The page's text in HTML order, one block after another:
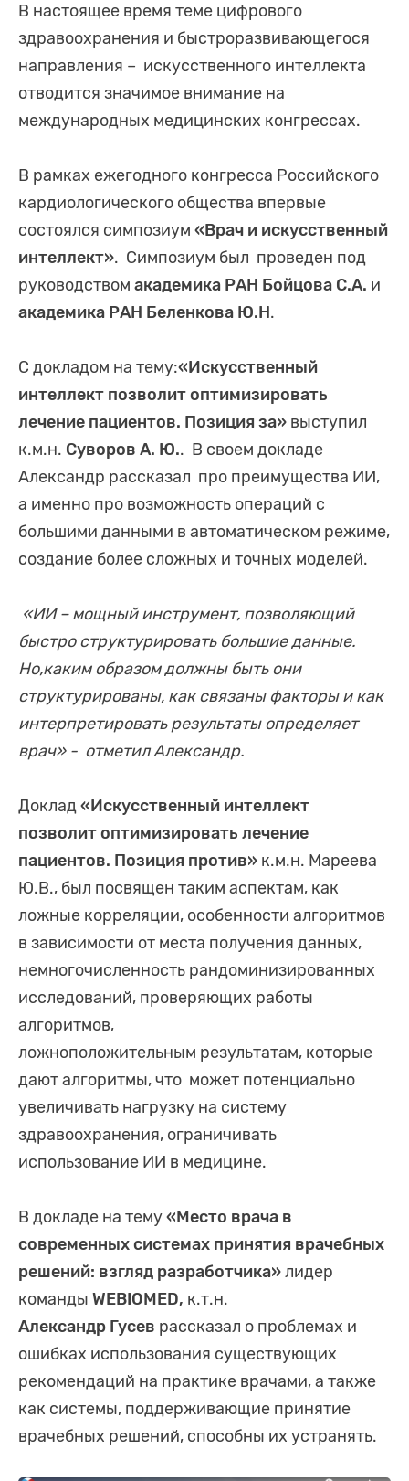
В настоящее время теме цифрового
здравоохранения и быстроразвивающегося
направления – искусственного интеллекта
отводится значимое внимание на
международных медицинских конгрессах.
В рамках ежегодного конгресса Российского
кардиологического общества впервые
состоялся симпозиум «Врач и искусственный
интеллект». Симпозиум был проведен под
руководством академика РАН Бойцова С.А. и
академика РАН Беленкова Ю.Н.
С докладом на тему:«Искусственный
интеллект позволит оптимизировать
лечение пациентов. Позиция за» выступил
к.м.н. Суворов А. Ю.. В своем докладе
Александр рассказал про преимущества ИИ,
а именно про возможность операций с
большими данными в автоматическом режиме,
создание более сложных и точных моделей.
«ИИ – мощный инструмент, позволяющий
быстро структурировать большие данные.
Но,каким образом должны быть они
структурированы, как связаны факторы и как
интерпретировать результаты определяет
врач» - отметил Александр.
Доклад«Искусственный интеллект
позволит оптимизировать лечение
пациентов. Позиция против» к.м.н. Мареева
Ю.В., был посвящен таким аспектам, как
ложные корреляции, особенности алгоритмов
в зависимости от места получения данных,
немногочисленность рандоминизированных
исследований, проверяющих работы
алгоритмов,
ложноположительным результатам, которые
дают алгоритмы, что может потенциально
увеличивать нагрузку на систему
здравоохранения, ограничивать
использование ИИ в медицине.
В докладе на тему«Место врача в
современных системах принятия врачебных
решений: взгляд разработчика»лидер
команды WEBIOMED, к.т.н.
Александр Гусев рассказал о проблемах и
ошибках использования существующих
рекомендаций на практике врачами, а также
как системы, поддерживающие принятие
врачебных решений, способны их устранять.